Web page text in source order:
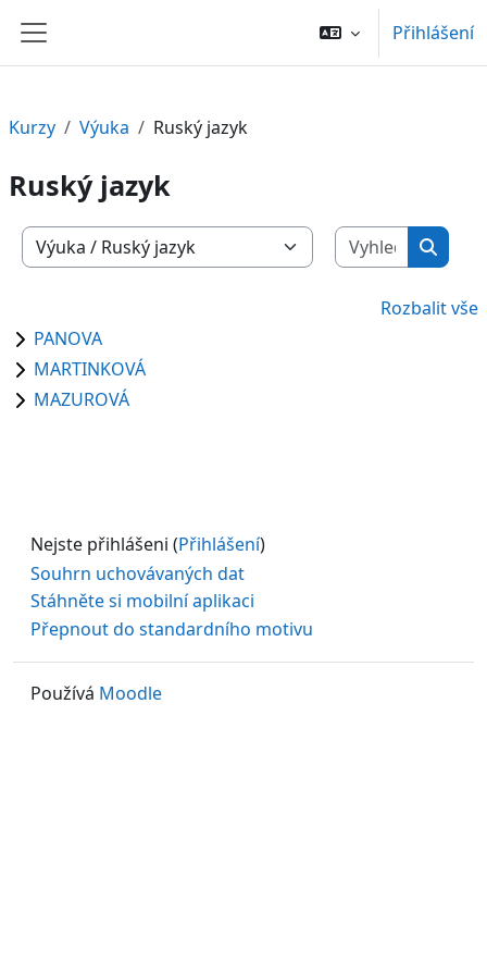
Boční panel
Přihlášení
Kurzy Výuka Ruský jazyk
Ruský jazyk
Kategorie kurzů
Rozbalit vše
PANOVA
MARTINKOVÁ
MAZUROVÁ
Nejste přihlášeni (Přihlášení)
Souhrn uchovávaných dat
Stáhněte si mobilní aplikaci
Přepnout do standardního motivu
Používá Moodle